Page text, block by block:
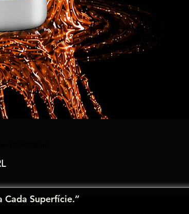
oferta
Cada Superfície.”